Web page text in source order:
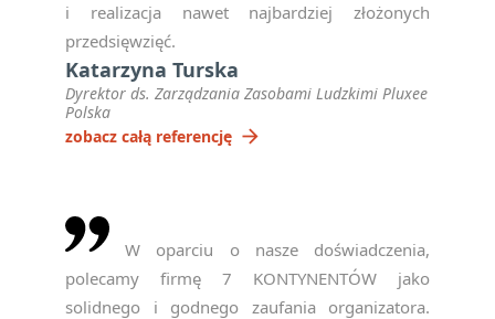
i realizacja nawet najbardziej złożonych
przedsięwzięć.
Katarzyna Turska
Dyrektor ds. Zarządzania Zasobami Ludzkimi Pluxee
Polska
zobacz całą referencję arrow_forward
W oparciu o nasze doświadczenia,
polecamy firmę 7 KONTYNENTÓW jako
solidnego i godnego zaufania organizatora.